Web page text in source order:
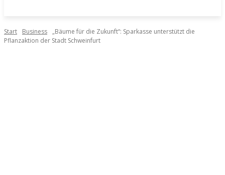
Start Business
„Bäume für die Zukunft“: Sparkasse unterstützt die
Pflanzaktion der Stadt Schweinfurt